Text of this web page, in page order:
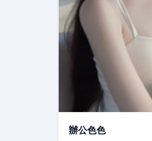
辦公色色